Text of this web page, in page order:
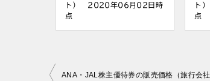
ト） 2020年06月02日時
点
ト
点
投